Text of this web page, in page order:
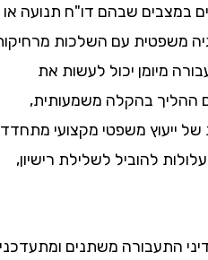
שבהם דו"ח תנועה או
עם השלכות מרחיקות
יכול לעשות את
בהקלה משמעותית,
משפטי מקצועי מתחדדת
להוביל לשלילת רישיון,
משתנים ומתעדכנים